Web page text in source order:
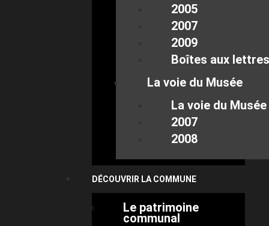
2005
2007
2009
Boîtes aux lettres
La voie du Musée
La voie du Musée
2007
2008
DÉCOUVRIR LA COMMUNE
Le patrimoine
communal